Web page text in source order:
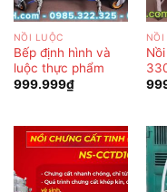
NỒI LUỘC
Bếp định hình và
luộc thực phẩm
999.999₫
NỒI